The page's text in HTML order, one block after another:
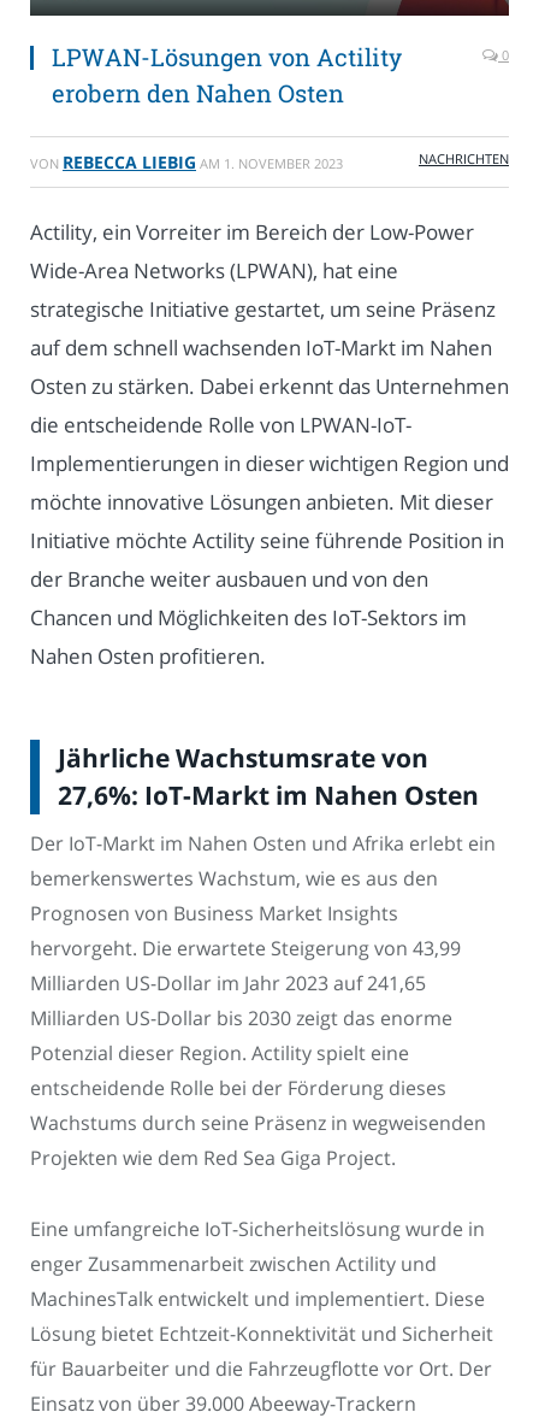
LPWAN-Lösungen von Actility
erobern den Nahen Osten
0
VON REBECCA LIEBIG AM 1. NOVEMBER 2023 NACHRICHTEN
Actility, ein Vorreiter im Bereich der Low-Power
Wide-Area Networks (LPWAN), hat eine
strategische Initiative gestartet, um seine Präsenz
auf dem schnell wachsenden IoT-Markt im Nahen
Osten zu stärken. Dabei erkennt das Unternehmen
die entscheidende Rolle von LPWAN-IoT-
Implementierungen in dieser wichtigen Region und
möchte innovative Lösungen anbieten. Mit dieser
Initiative möchte Actility seine führende Position in
der Branche weiter ausbauen und von den
Chancen und Möglichkeiten des IoT-Sektors im
Nahen Osten profitieren.
Jährliche Wachstumsrate von
27,6%: IoT-Markt im Nahen Osten
Der IoT-Markt im Nahen Osten und Afrika erlebt ein
bemerkenswertes Wachstum, wie es aus den
Prognosen von Business Market Insights
hervorgeht. Die erwartete Steigerung von 43,99
Milliarden US-Dollar im Jahr 2023 auf 241,65
Milliarden US-Dollar bis 2030 zeigt das enorme
Potenzial dieser Region. Actility spielt eine
entscheidende Rolle bei der Förderung dieses
Wachstums durch seine Präsenz in wegweisenden
Projekten wie dem Red Sea Giga Project.
Eine umfangreiche IoT-Sicherheitslösung wurde in
enger Zusammenarbeit zwischen Actility und
MachinesTalk entwickelt und implementiert. Diese
Lösung bietet Echtzeit-Konnektivität und Sicherheit
für Bauarbeiter und die Fahrzeugflotte vor Ort. Der
Einsatz von über 39.000 Abeeway-Trackern